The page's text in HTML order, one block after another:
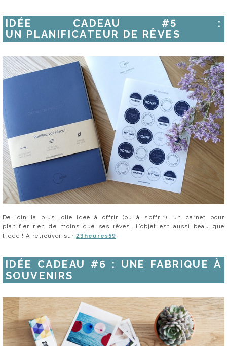
IDÉE CADEAU #5 :
UN PLANIFICATEUR DE RÊVES
De loin la plus jolie idée à offrir (ou à s’offrir), un carnet pour
planifier rien de moins que ses rêves. L’objet est aussi beau que
l’idée ! A retrouver sur23heures59
IDÉE CADEAU #6 : UNE FABRIQUE À
SOUVENIRS